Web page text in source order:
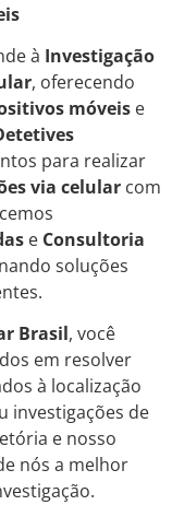
à Investigação
, oferecendo
móveis e
para realizar
via celular com
e Consultoria
soluções
Brasil, você
em resolver
à localização
investigações de
e nosso
nós a melhor